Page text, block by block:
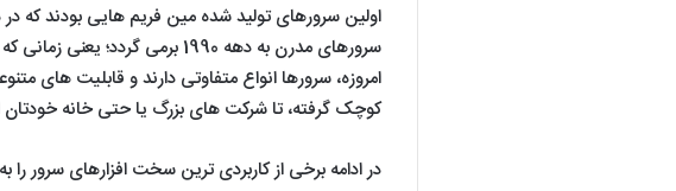
سرورهای مدرن به دهه 1990
امروزه، سرورها انواع متفاوتی دارند و قابلیت های
کوچک گرفته، تا شرکت های بزرگ یا حتی خانه
در ادامه برخی از کاربردی ترین سخت افزارهای سرور